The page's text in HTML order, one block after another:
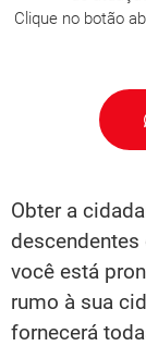
Clique no botão
Obter a
você está
rumo à sua
fornecerá